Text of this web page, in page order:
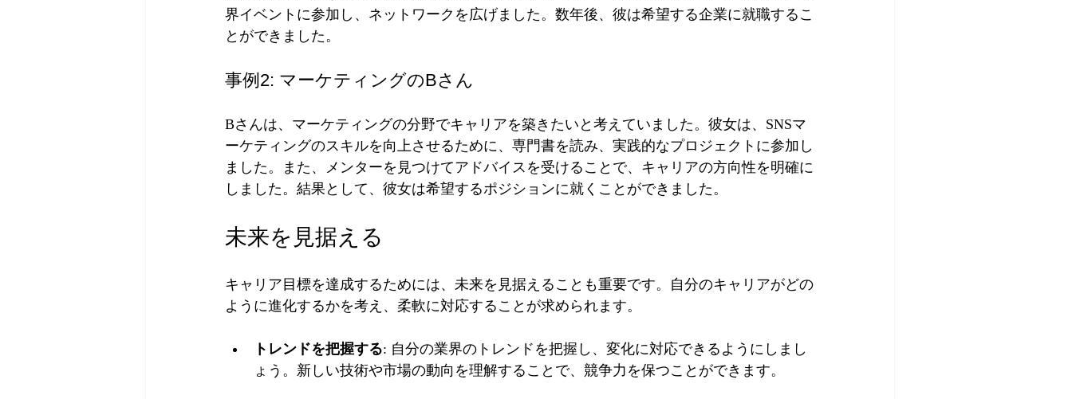
界イベントに参加し、ネットワークを広げました。数年後、彼は希望する企業に就職するこ
とができました。
事例2: マーケティングのBさん
Bさんは、マーケティングの分野でキャリアを築きたいと考えていました。彼女は、SNSマ
ーケティングのスキルを向上させるために、専門書を読み、実践的なプロジェクトに参加し
ました。また、メンターを見つけてアドバイスを受けることで、キャリアの方向性を明確に
しました。結果として、彼女は希望するポジションに就くことができました。
未来を見据える
キャリア目標を達成するためには、未来を見据えることも重要です。自分のキャリアがどの
ように進化するかを考え、柔軟に対応することが求められます。
トレンドを把握する: 自分の業界のトレンドを把握し、変化に対応できるようにしまし
ょう。新しい技術や市場の動向を理解することで、競争力を保つことができます。